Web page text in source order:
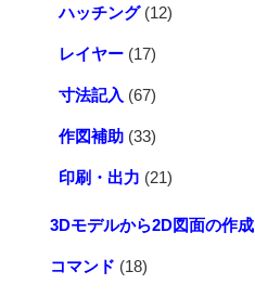
ハッチング(12)
レイヤー (17)
寸法記入 (67)
作図補助 (33)
印刷・出力 (21)
3Dモデルから2D図面の作成
コマンド (18)